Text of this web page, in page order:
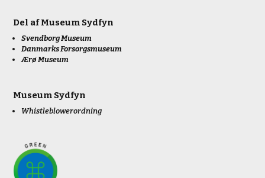
Del afMuseum Sydfyn
Svendborg Museum
Danmarks Forsorgsmuseum
Ærø Museum
Museum Sydfyn
Whistleblowerordning